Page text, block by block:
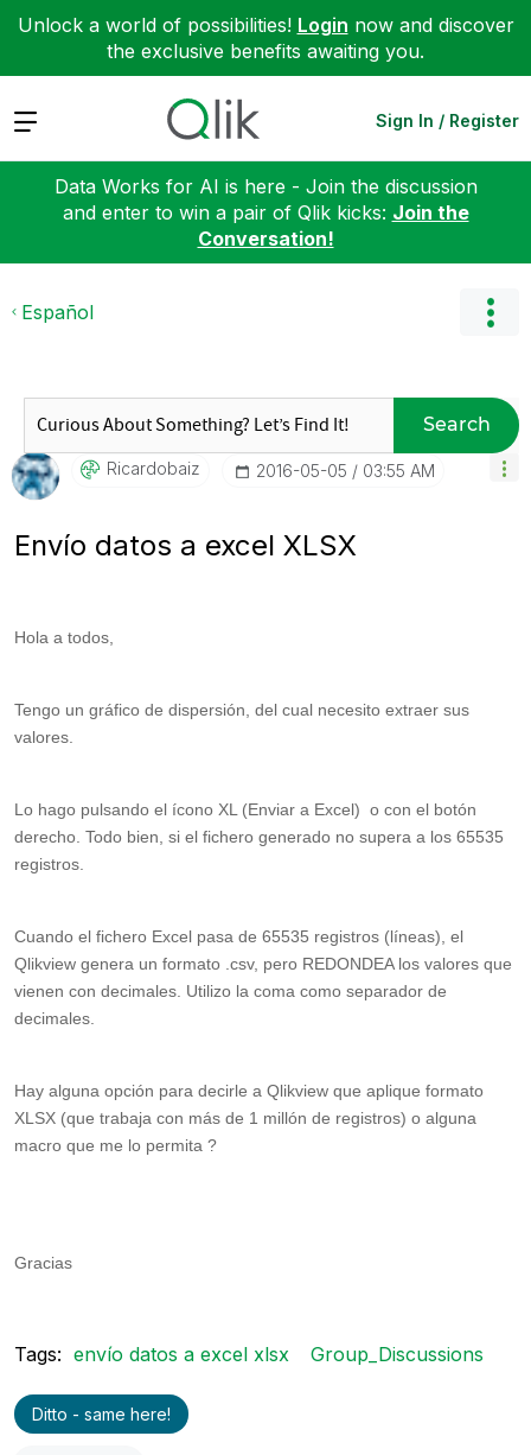
Unlock a world of possibilities! Login now and discover
the exclusive benefits awaiting you.
Expand Sign In / Register
Data Works for AI is here - Join the discussion
and enter to win a pair of Qlik kicks: Join the
Conversation!
Español
Search
Ricardobaiz ‎2016-05-05 03:55 AM
Envío datos a excel XLSX
Hola a todos,
Tengo un gráfico de dispersión, del cual necesito extraer sus
valores.
Lo hago pulsando el ícono XL (Enviar a Excel) o con el botón
derecho. Todo bien, si el fichero generado no supera a los 65535
registros.
Cuando el fichero Excel pasa de 65535 registros (líneas), el
Qlikview genera un formato .csv, pero REDONDEA los valores que
vienen con decimales. Utilizo la coma como separador de
decimales.
Hay alguna opción para decirle a Qlikview que aplique formato
XLSX (que trabaja con más de 1 millón de registros) o alguna
macro que me lo permita ?
Gracias
Tags: envío datos a excel xlsx Group_Discussions
Ditto - same here!